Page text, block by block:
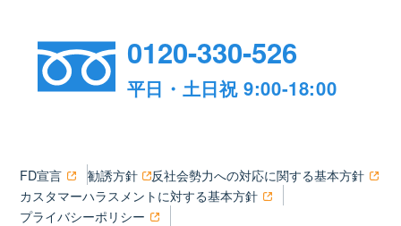
0120-330-526
平日・土日祝 9:00-18:00
FD宣言 勧誘方針
反社会勢力への対応に関する基本方針
カスタマーハラスメントに対する基本方針
プライバシーポリシー